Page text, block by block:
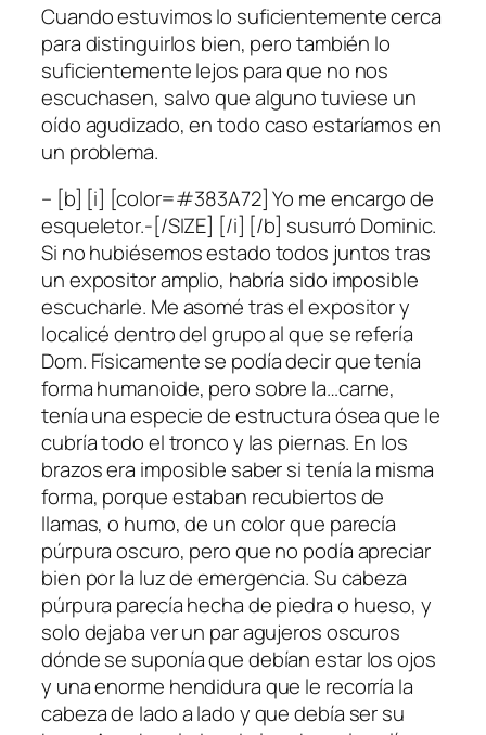
Cuando estuvimos lo suficientemente cerca
para distinguirlos bien, pero también lo
suficientemente lejos para que no nos
escuchasen, salvo que alguno tuviese un
oído agudizado, en todo caso estaríamos en
un problema.
– [b] [i] [color=#383A72] Yo me encargo de
esqueletor.-[/SIZE] [/i] [/b] susurró Dominic.
Si no hubiésemos estado todos juntos tras
un expositor amplio, habría sido imposible
escucharle. Me asomé tras el expositor y
localicé dentro del grupo al que se refería
Dom. Físicamente se podía decir que tenía
forma humanoide, pero sobre la…carne,
tenía una especie de estructura ósea que le
cubría todo el tronco y las piernas. En los
brazos era imposible saber si tenía la misma
forma, porque estaban recubiertos de
llamas, o humo, de un color que parecía
púrpura oscuro, pero que no podía apreciar
bien por la luz de emergencia. Su cabeza
púrpura parecía hecha de piedra o hueso, y
solo dejaba ver un par agujeros oscuros
dónde se suponía que debían estar los ojos
y una enorme hendidura que le recorría la
cabeza de lado a lado y que debía ser su